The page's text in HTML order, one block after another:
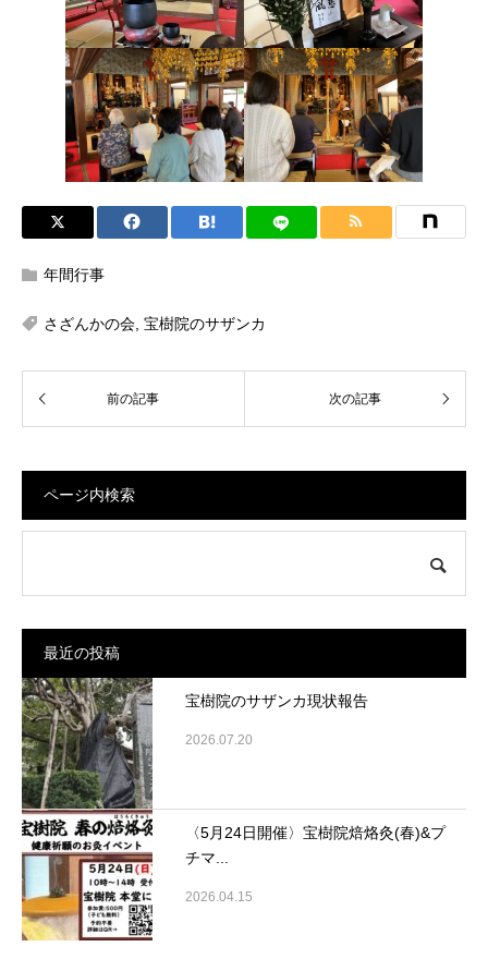
年間行事
さざんかの会 宝樹院のサザンカ
ページ内検索
最近の投稿
宝樹院のサザンカ現状報告
2026.07.20
〈5月24日開催〉宝樹院焙烙灸(春)&プ
チマ...
2026.04.15